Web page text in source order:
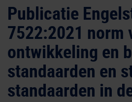
Publicatie
7522:2021 norm
ontwikkeling en
standaarden en
standaarden in